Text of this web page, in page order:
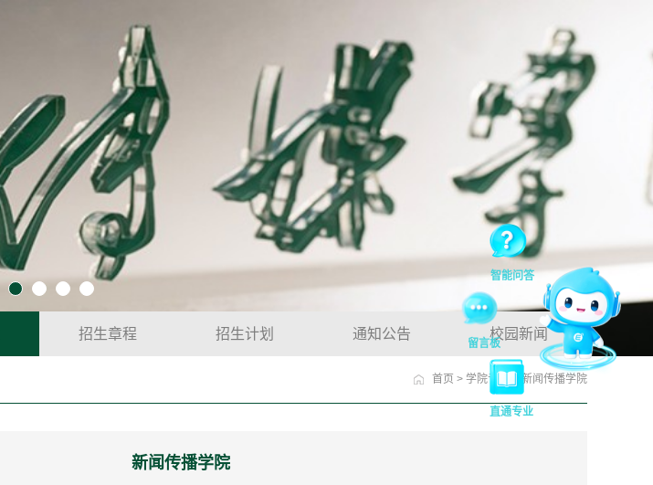
招生章程 招生计划 通知公告 校园新闻
首页 > 学院专业 新闻传播学院
新闻传播学院
智能问答
留言板
直通专业